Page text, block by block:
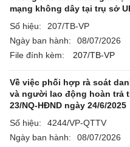
mạng không dây tại trụ sở
Số hiệu:
207/TB-VP
Ngày ban hành:
08/07/2026
File đính kèm:
207/TB-VP
Về việc phối hợp rà soát
và người lao động hoàn trả
23/NQ-HĐND ngày 24/6/2025
Số hiệu:
4244/VP-QTTV
Ngày ban hành:
08/07/2026